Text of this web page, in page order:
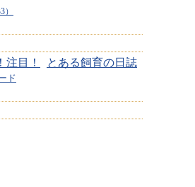
）
！注目！
とある飼育の日誌
ド